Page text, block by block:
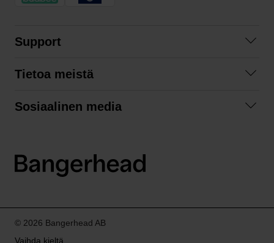
Support
Tilausehdot
Tietoa meistä
Sosiaalinen media
LinkedIn
© 2026 Bangerhead AB
Vaihda kieltä